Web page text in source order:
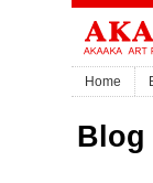
Home
Blog